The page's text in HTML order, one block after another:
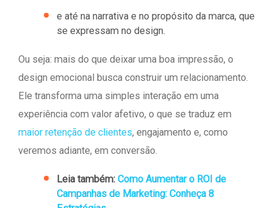
e até na narrativa e no propósito da marca, que
se expressam no design.
Ou seja: mais do que deixar uma boa impressão, o
design emocional busca construir um relacionamento.
Ele transforma uma simples interação em uma
experiência com valor afetivo, o que se traduz em
maior retenção de clientes, engajamento e, como
veremos adiante, em conversão.
Leia também: Como Aumentar o ROI de
Campanhas de Marketing: Conheça 8